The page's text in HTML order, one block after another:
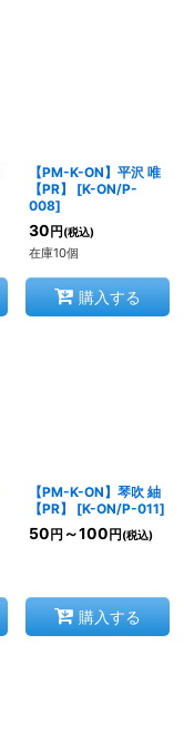
【PM-K-ON】平沢 唯
【PR】
[K-ON/P-
008]
30 円 (税込)
在庫10個
購入する
【PM-K-ON】琴吹 紬
【PR】
[K-ON/P-011]
50 円 ～100 円 (税込)
購入する